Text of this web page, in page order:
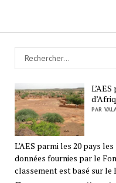
PAR
L’AES parmi les 20 pays
données fournies par le
classement est basé sur le